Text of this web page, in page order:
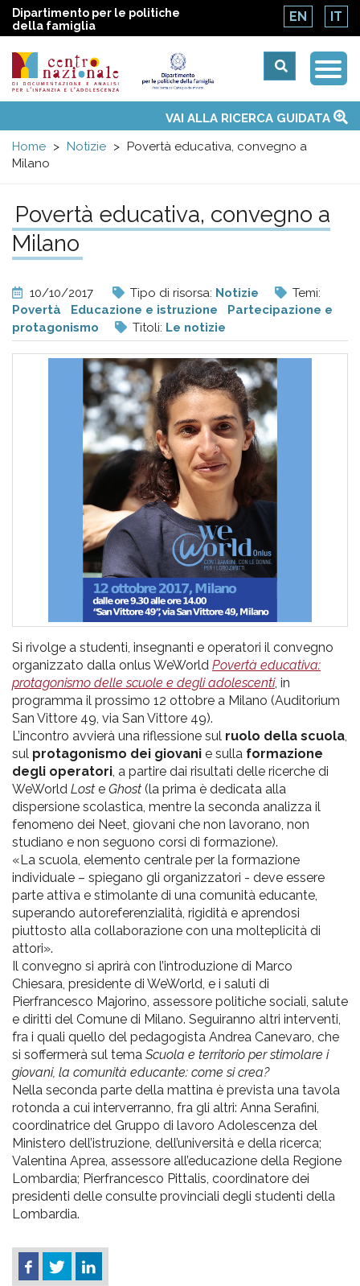
Dipartimento per le politiche
della famiglia
EN IT
Centro
nazionale
di
Documentazione
e
analisi
pr
l'infanzia
l'adolescenza
menu
Temi
Attività
Convenzione ONUVAI ALLA RICERCA GUIDATA
Home
Notizie
Povertà educativa, convegno a
Milano
Povertà educativa, convegno a
Milano
10/10/2017 Tipo di risorsa: Notizie
Temi:
Povertà
Educazione e istruzione
Partecipazione e
protagonismo
Titoli: Le notizie
Si rivolge a studenti, insegnanti e operatori il convegno
organizzato dalla onlus WeWorld Povertà educativa:
protagonismo delle scuole e degli adolescenti, in
programma il prossimo 12 ottobre a Milano (Auditorium
San Vittore 49, via San Vittore 49).
L’incontro avvierà una riflessione sul ruolo della scuola,
sul protagonismo dei giovani e sulla formazione
degli operatori, a partire dai risultati delle ricerche di
WeWorld Lost e Ghost (la prima è dedicata alla
dispersione scolastica, mentre la seconda analizza il
fenomeno dei Neet, giovani che non lavorano, non
studiano e non seguono corsi di formazione).
«La scuola, elemento centrale per la formazione
individuale – spiegano gli organizzatori - deve essere
parte attiva e stimolante di una comunità educante,
superando autoreferenzialità, rigidità e aprendosi
piuttosto alla collaborazione con una molteplicità di
attori».
Il convegno si aprirà con l’introduzione di Marco
Chiesara, presidente di WeWorld, e i saluti di
Pierfrancesco Majorino, assessore politiche sociali, salute
e diritti del Comune di Milano. Seguiranno altri interventi,
fra i quali quello del pedagogista Andrea Canevaro, che
si soffermerà sul tema Scuola e territorio per stimolare i
giovani, la comunità educante: come si crea?
Nella seconda parte della mattina è prevista una tavola
rotonda a cui interverranno, fra gli altri: Anna Serafini,
coordinatrice del Gruppo di lavoro Adolescenza del
Ministero dell’istruzione, dell’università e della ricerca;
Valentina Aprea, assessore all’educazione della Regione
Lombardia; Pierfrancesco Pittalis, coordinatore dei
presidenti delle consulte provinciali degli studenti della
Lombardia.